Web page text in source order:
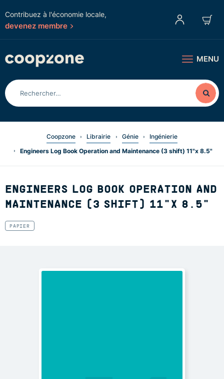
Contribuez à l'économie locale,
devenez membre
MENU
Coopzone Librairie Génie
Ingénierie
Engineers Log Book Operation and Maintenance (3 shift) 11"x 8.5"
ENGINEERS LOG BOOK OPERATION AND
MAINTENANCE (3 SHIFT) 11"X 8.5"
PAPIER